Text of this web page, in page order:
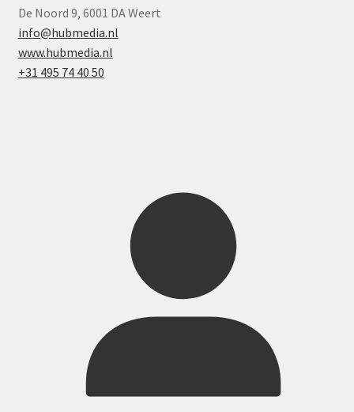
De Noord 9, 6001 DA Weert
info@hubmedia.nl
www.hubmedia.nl
+31 495 74 40 50